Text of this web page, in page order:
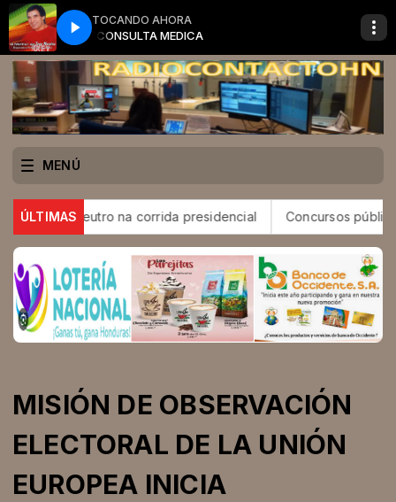
TOCANDO AHORA
CONSULTA MEDICA
MENÚ
ÚLTIMAS
neutro na corrida presidencial Concursos públicos
MISIÓN DE OBSERVACIÓN
ELECTORAL DE LA UNIÓN
EUROPEA INICIA